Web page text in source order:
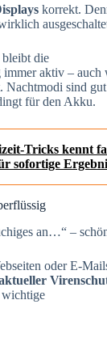
korrekt.
bleibt die
aktiv – auch
sind
für den Akku.
Tricks kennt
sofortige
an…“ –
oder E-